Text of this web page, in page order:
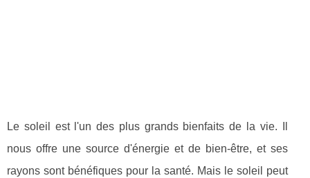
Le soleil est l'un des plus grands bienfaits de la vie. Il
nous offre une source d'énergie et de bien-être, et ses
rayons sont bénéfiques pour la santé. Mais le soleil peut